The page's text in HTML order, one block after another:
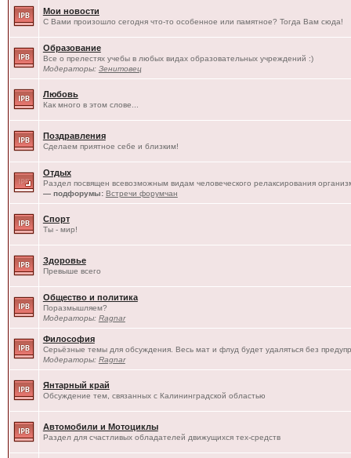
Мои новости
С Вами произошло сегодня что-то особенное или памятное? Тогда Вам сюда!
Образование
Все о прелестях учебы в любых видах образовательных учреждений :)
Модераторы: Зенитовец
Любовь
Как много в этом слове...
Поздравления
Сделаем приятное себе и близким!
Отдых
Раздел посвящен всевозможным видам человеческого релаксирования
— подфорумы: Встречи форумчан
Спорт
Ты - мир!
Здоровье
Превыше всего
Общество и политика
Поразмышляем?
Модераторы: Ragnar
Философия
Серьёзные темы для обсуждения. Весь мат и флуд будет удаляться без
Модераторы: Ragnar
Янтарный край
Обсуждение тем, связанных с Калининградской областью
Автомобили и Мотоциклы
Раздел для счастливых обладателей движущихся тех-средств